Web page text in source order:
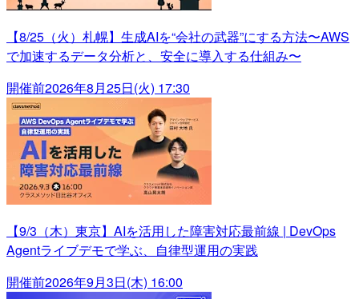
【8/25（火）札幌】生成AIを“会社の武器”にする方法〜AWS
で加速するデータ分析と、安全に導入する仕組み〜
開催前2026年8月25日(火) 17:30
【9/3（木）東京】AIを活用した障害対応最前線 | DevOps
Agentライブデモで学ぶ、自律型運用の実践
開催前2026年9月3日(木) 16:00